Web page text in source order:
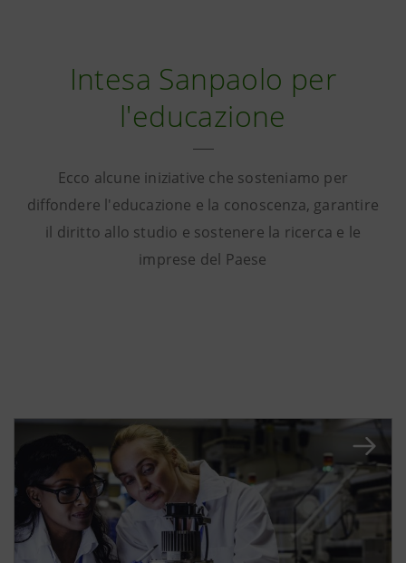
Intesa Sanpaolo per
l'educazione
Ecco alcune iniziative che sosteniamo per
diffondere l'educazione e la conoscenza, garantire
il diritto allo studio e sostenere la ricerca e le
imprese del Paese